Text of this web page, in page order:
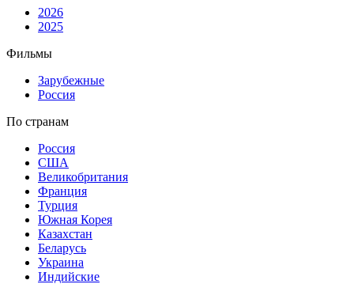
2026
2025
Фильмы
Зарубежные
Россия
По странам
Россия
США
Великобритания
Франция
Турция
Южная Корея
Казахстан
Беларусь
Украина
Индийские